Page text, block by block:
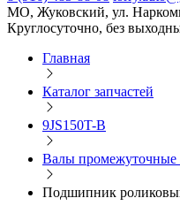
МО, Жуковский, ул.
Круглосуточно, без
Главная
Каталог запчастей
9JS150T-B
Валы
Подшипник